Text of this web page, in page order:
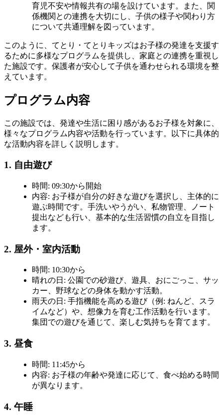
育児不安や情報共有の場を設けています。また、関
係機関との連携を大切にし、子供の様子や関わり方
について共通理解を図っています。
このように、てとり・てとりキッズはお子様の発達を支援す
るために多様なプログラムを提供し、家庭との連携を重視し
た施設です。保護者が安心して子供を通わせられる環境を整
えています。
プログラム内容
この施設では、発達や生活に困り感があるお子様を対象に、
様々なプログラム内容や活動を行っています。以下に具体的
な活動内容を詳しく説明します。
1. 自由遊び
時間: 09:30から開始
内容: お子様が自分の好きな遊びを選択し、主体的に
遊ぶ時間です。手洗いやうがい、私物管理、ノート
提出なども行い、基本的な生活習慣の自立を目指し
ます。
2. 屋外・室内活動
時間: 10:30から
晴れの日 : 公園での砂遊び、遊具、おにごっこ、サッ
カー、野球などの身体を動かす活動。
雨天の日 : 手指機能を高める遊び（例: ねんど、スラ
イムなど）や、想像力を育む工作活動を行います。
集団での遊びを通じて、楽しむ気持ちを育てます。
3. 昼食
時間: 11:45から
内容: お子様の年齢や発達に応じて、食べ始める時間
が異なります。
4. 午睡